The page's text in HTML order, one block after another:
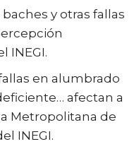
y otras fallas
INEGI.
en alumbrado
afectan a
Metropolitana de
INEGI.